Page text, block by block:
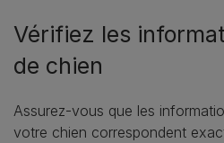
Vérifiez les
de chien
Assurez-vous que les
votre chien correspondent